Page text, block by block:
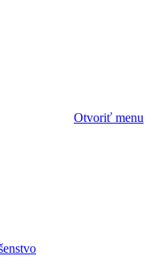
Otvoriť menu